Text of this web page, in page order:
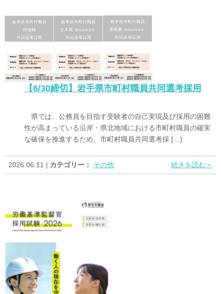
【6/30締切】岩手県市町村職員共同選考採用
県では、公務員を目指す受験者の自己実現及び採用の困難
性が高まっている沿岸・県北地域における市町村職員の確実
な確保を推進するため、市町村職員共同選考採 […]
2026.06.11 | カテゴリー： その他 続きを読む＞